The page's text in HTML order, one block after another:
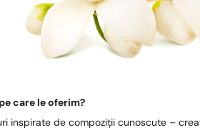
care le oferim?
inspirate de compoziții cunoscute –